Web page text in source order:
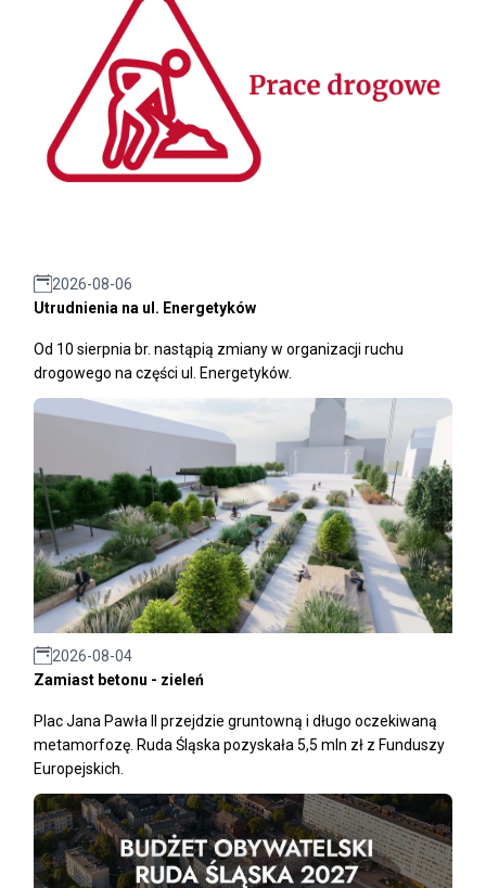
2026-08-06
Utrudnienia na ul. Energetyków
Od 10 sierpnia br. nastąpią zmiany w organizacji ruchu
drogowego na części ul. Energetyków.
2026-08-04
Zamiast betonu - zieleń
Plac Jana Pawła II przejdzie gruntowną i długo oczekiwaną
metamorfozę. Ruda Śląska pozyskała 5,5 mln zł z Funduszy
Europejskich.